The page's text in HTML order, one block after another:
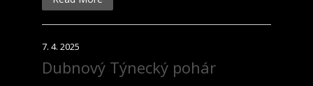
7. 4. 2025
Dubnový Týnecký pohár